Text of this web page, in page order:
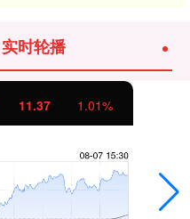
时轮播
11.37 1.01%